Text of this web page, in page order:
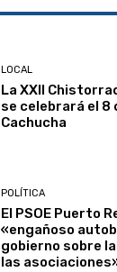
LOCAL
La XXII
se celebrará el 8
Cachucha
POLÍTICA
El PSOE Puerto
«engañoso
gobierno sobre
las